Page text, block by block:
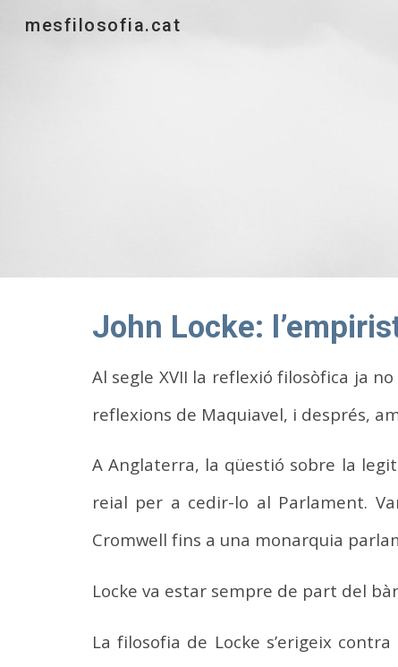
mesfilosofia.cat
John Locke:
Al segle XVII la reflexió filosòfica ja
reflexions de Maquiavel, i després,
A Anglaterra, la qüestió sobre la
reial per a cedir-lo al Parlament.
Cromwell fins a una monarquia
Locke va estar sempre de part del
La filosofia de Locke s’erigeix